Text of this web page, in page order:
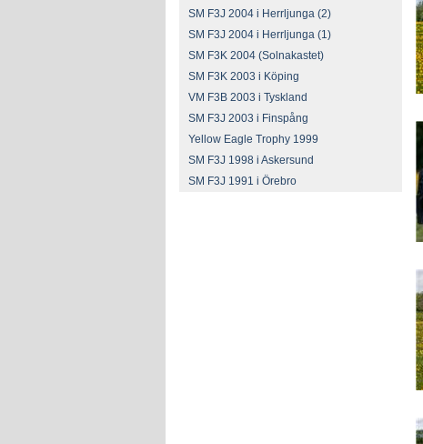
SM F3J 2004 i Herrljunga (2)
SM F3J 2004 i Herrljunga (1)
SM F3K 2004 (Solnakastet)
SM F3K 2003 i Köping
VM F3B 2003 i Tyskland
SM F3J 2003 i Finspång
Yellow Eagle Trophy 1999
SM F3J 1998 i Askersund
SM F3J 1991 i Örebro